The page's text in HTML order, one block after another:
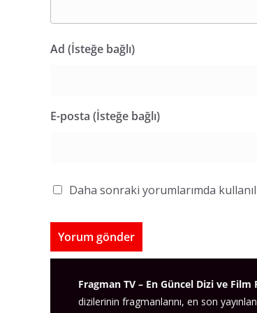
Ad (İsteğe bağlı)
E-posta (İsteğe bağlı)
Daha sonraki yorumlarımda
Fragman TV – En Güncel Dizi ve Film
dizilerinin fragmanlarını, en son